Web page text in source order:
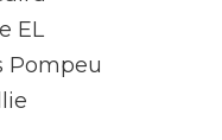
EL
Pompeu